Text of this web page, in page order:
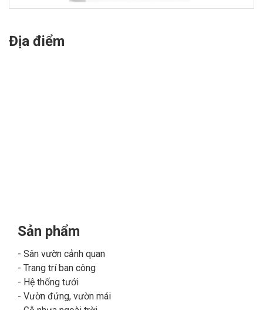
Địa điểm
Sản phẩm
Sân vườn cảnh quan
Trang trí ban công
Hệ thống tưới
Vườn đứng, vườn mái